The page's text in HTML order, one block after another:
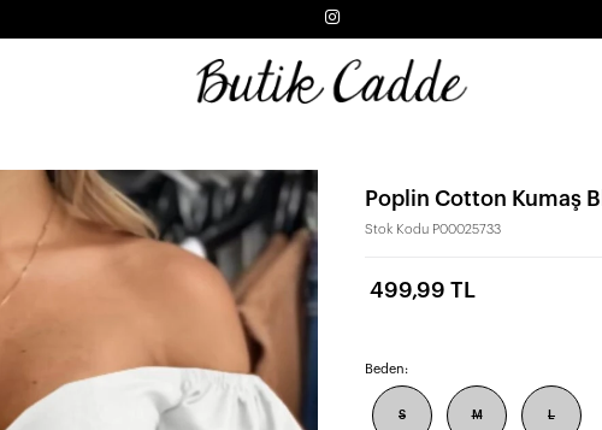
Poplin Cotton Kumaş
Stok Kodu P00025733
499,99 TL
Beden:
S M L